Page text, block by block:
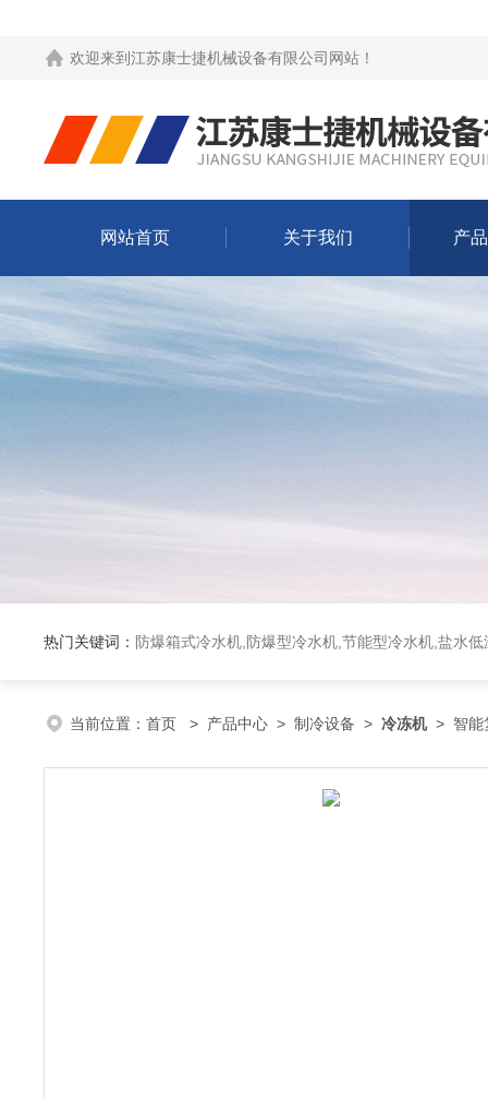
欢迎来到 江苏康士捷机械设备有限公司网站 ！
网站首页 关于我们 产
热门关键词： 防爆箱式冷水机,防爆型冷水机,节能型冷水机,盐水低
当前位置： 首页 > 产品中心 > 制冷设备 > 冷冻机> 智能